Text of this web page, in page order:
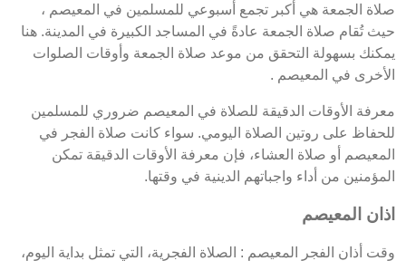
صلاة الجمعة هي أكبر تجمع أسبوعي للمسلمين في المعيصم ،
حيث تُقام صلاة الجمعة عادةً في المساجد الكبيرة في المدينة. هنا
يمكنك بسهولة التحقق من موعد صلاة الجمعة وأوقات الصلوات
الأخرى في المعيصم .
معرفة الأوقات الدقيقة للصلاة في المعيصم ضروري للمسلمين
للحفاظ على روتين الصلاة اليومي. سواء كانت صلاة الفجر في
المعيصم أو صلاة العشاء، فإن معرفة الأوقات الدقيقة تمكن
المؤمنين من أداء واجباتهم الدينية في وقتها.
اذان المعيصم
وقت أذان الفجر المعيصم : الصلاة الفجرية، التي تمثل بداية اليوم،